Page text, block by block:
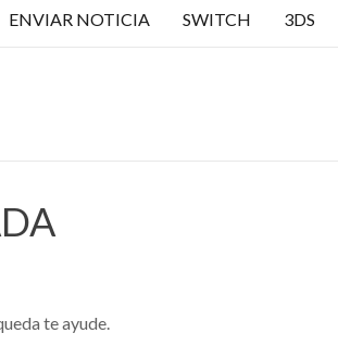
ENVIAR NOTICIA SWITCH 3DS
te ayude.